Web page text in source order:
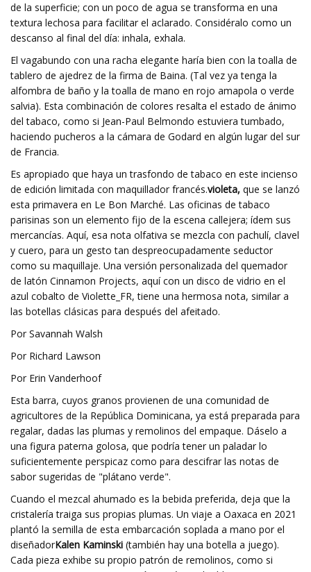
de la superficie; con un poco de agua se transforma en una
textura lechosa para facilitar el aclarado. Considéralo como un
descanso al final del día: inhala, exhala.
El vagabundo con una racha elegante haría bien con la toalla de
tablero de ajedrez de la firma de Baina. (Tal vez ya tenga la
alfombra de baño y la toalla de mano en rojo amapola o verde
salvia). Esta combinación de colores resalta el estado de ánimo
del tabaco, como si Jean-Paul Belmondo estuviera tumbado,
haciendo pucheros a la cámara de Godard en algún lugar del sur
de Francia.
Es apropiado que haya un trasfondo de tabaco en este incienso
de edición limitada con maquillador francés.violeta, que se lanzó
esta primavera en Le Bon Marché. Las oficinas de tabaco
parisinas son un elemento fijo de la escena callejera; ídem sus
mercancías. Aquí, esa nota olfativa se mezcla con pachulí, clavel
y cuero, para un gesto tan despreocupadamente seductor
como su maquillaje. Una versión personalizada del quemador
de latón Cinnamon Projects, aquí con un disco de vidrio en el
azul cobalto de Violette_FR, tiene una hermosa nota, similar a
las botellas clásicas para después del afeitado.
Por Savannah Walsh
Por Richard Lawson
Por Erin Vanderhoof
Esta barra, cuyos granos provienen de una comunidad de
agricultores de la República Dominicana, ya está preparada para
regalar, dadas las plumas y remolinos del empaque. Dáselo a
una figura paterna golosa, que podría tener un paladar lo
suficientemente perspicaz como para descifrar las notas de
sabor sugeridas de "plátano verde".
Cuando el mezcal ahumado es la bebida preferida, deja que la
cristalería traiga sus propias plumas. Un viaje a Oaxaca en 2021
plantó la semilla de esta embarcación soplada a mano por el
diseñadorKalen Kaminski (también hay una botella a juego).
Cada pieza exhibe su propio patrón de remolinos, como si